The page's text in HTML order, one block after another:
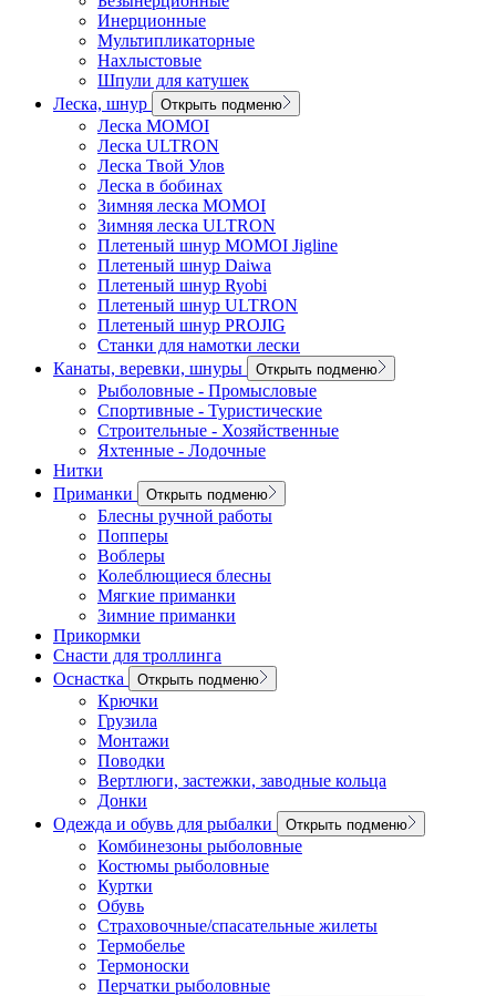
Инерционные
Мультипликаторные
Нахлыстовые
Шпули для катушек
Леска, шнур
Открыть подменю
Леска MOMOI
Леска ULTRON
Леска Твой Улов
Леска в бобинах
Зимняя леска MOMOI
Зимняя леска ULTRON
Плетеный шнур MOMOI Jigline
Плетеный шнур Daiwa
Плетеный шнур Ryobi
Плетеный шнур ULTRON
Плетеный шнур PROJIG
Станки для намотки лески
Канаты, веревки, шнуры
Открыть подменю
Рыболовные - Промысловые
Спортивные - Туристические
Строительные - Хозяйственные
Яхтенные - Лодочные
Нитки
Приманки
Открыть подменю
Блесны ручной работы
Попперы
Воблеры
Колеблющиеся блесны
Мягкие приманки
Зимние приманки
Прикормки
Снасти для троллинга
Оснастка
Открыть подменю
Крючки
Грузила
Монтажи
Поводки
Вертлюги, застежки, заводные кольца
Донки
Одежда и обувь для рыбалки
Открыть подменю
Комбинезоны рыболовные
Костюмы рыболовные
Куртки
Обувь
Страховочные/спасательные жилеты
Термобелье
Термоноски
Перчатки рыболовные